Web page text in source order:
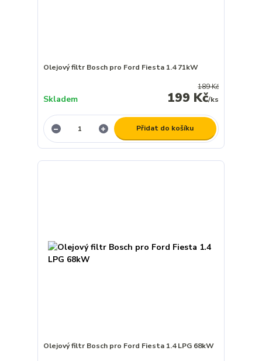
Olejový filtr Bosch pro Ford Fiesta 1.4 71kW
189 Kč
199 Kč/ks
Skladem
Přidat do košíku
Olejový filtr Bosch pro Ford Fiesta 1.4 LPG 68kW